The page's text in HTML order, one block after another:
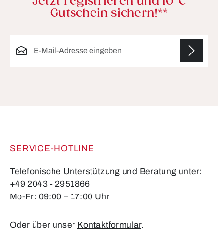
Gutschein sichern!**
SERVICE-HOTLINE
Telefonische Unterstützung und Beratung unter:
+49 2043 - 2951866
Mo-Fr: 09:00 – 17:00 Uhr
Oder über unser Kontaktformular.